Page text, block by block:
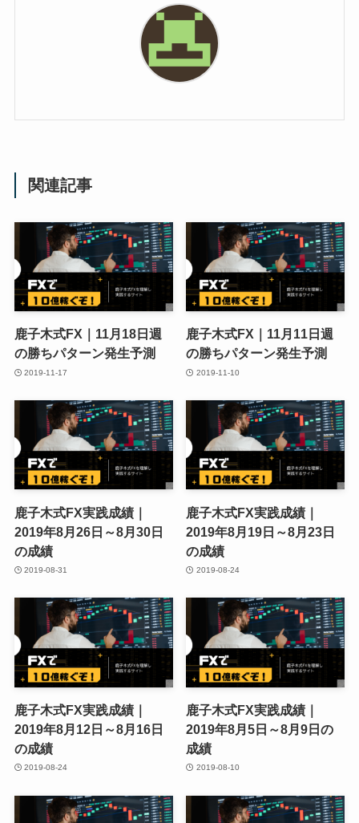
関連記事
鹿子木式FX｜11月18日週
の勝ちパターン発生予測
2019-11-17
鹿子木式FX｜11月11日週
の勝ちパターン発生予測
2019-11-10
鹿子木式FX実践成績｜
2019年8月26日～8月30日
の成績
2019-08-31
鹿子木式FX実践成績｜
2019年8月19日～8月23日
の成績
2019-08-24
鹿子木式FX実践成績｜
2019年8月12日～8月16日
の成績
2019-08-24
鹿子木式FX実践成績｜
2019年8月5日～8月9日の
成績
2019-08-10